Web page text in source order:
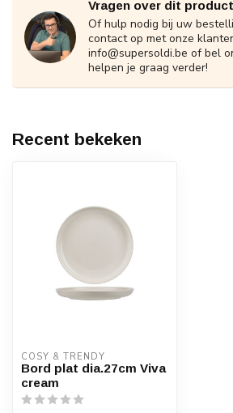
Vragen over dit
Of hulp nodig bij uw
contact op met onze
info@supersoldi.be of bel
helpen je graag verder!
Recent bekeken
COSY & TRENDY
Bord plat dia.27cm Viva
cream